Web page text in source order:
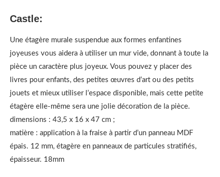
Castle:
Une étagère murale suspendue aux formes enfantines
joyeuses vous aidera à utiliser un mur vide, donnant à toute la
pièce un caractère plus joyeux. Vous pouvez y placer des
livres pour enfants, des petites œuvres d’art ou des petits
jouets et mieux utiliser l’espace disponible, mais cette petite
étagère elle-même sera une jolie décoration de la pièce.
dimensions : 43,5 x 16 x 47 cm ;
matière : application à la fraise à partir d’un panneau MDF
épais. 12 mm, étagère en panneaux de particules stratifiés,
épaisseur. 18mm